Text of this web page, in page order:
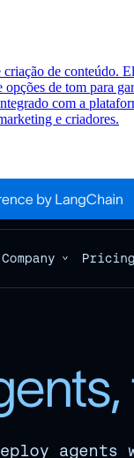
de conteúdo.
de tom para
com a
e criadores.